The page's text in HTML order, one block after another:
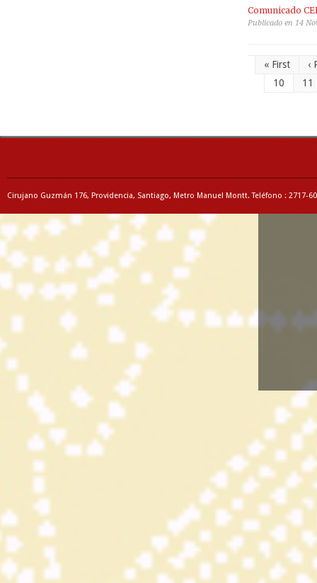
Comunicado
Publicado en 14
« First
‹
10
11
Cirujano Guzmán 176, Providencia, Santiago, Metro Manuel Montt. Teléfono : 2717-